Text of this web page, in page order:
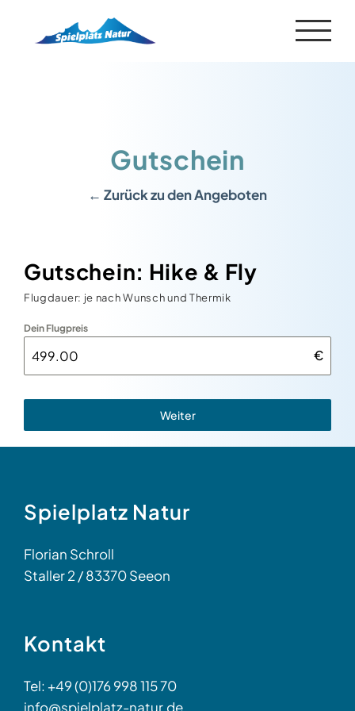
Gutschein
← Zurück zu den Angeboten
Gutschein: Hike & Fly
Flugdauer: je nach Wunsch und Thermik
Dein Flugpreis
€
Weiter
Spielplatz Natur
Florian Schroll
Staller 2 / 83370 Seeon
Kontakt
Tel: +49 (0)176 998 115 70
info@spielplatz-natur.de